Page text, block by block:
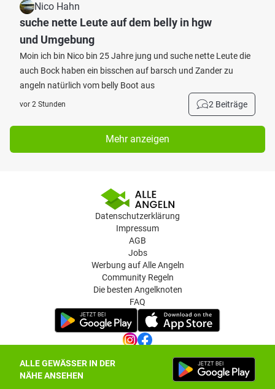
ALLE GEWÄSSER IN DER
NÄHE ANSEHEN
Nico Hahn
suche nette Leute auf dem belly in hgw
und Umgebung
Moin ich bin Nico bin 25 Jahre jung und suche nette Leute die
auch Bock haben ein bisschen auf barsch und Zander zu
angeln natürlich vom belly Boot aus
vor 2 Stunden 2 Beiträge
Mehr anzeigen
Datenschutzerklärung
Impressum
AGB
Jobs
Werbung auf Alle Angeln
Community Regeln
Die besten Angelknoten
FAQ
Datenschutz-Einstellungen